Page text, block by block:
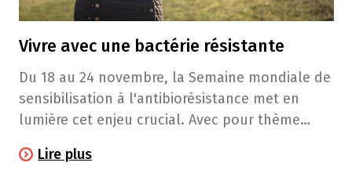
Vivre avec une bactérie résistante
Du 18 au 24 novembre, la Semaine mondiale de
sensibilisation à l'antibiorésistance met en
lumière cet enjeu crucial. Avec pour thème
défaut, nous risquons d’entrer dans une "ère
Lire plus